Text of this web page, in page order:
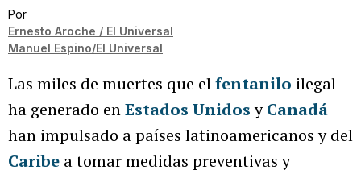
Por
Ernesto Aroche / El Universal
Manuel Espino/El Universal
Las miles de muertes que elfentanilo ilegal
ha generado enEstados UnidosyCanadá
han impulsado a países latinoamericanos y del
Caribe a tomar medidas preventivas y